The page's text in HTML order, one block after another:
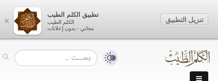
×
تطبيق الكلم الطيب
الكلم الطيب
مجاني - بدون إعلانات
تنزيل التطبيق